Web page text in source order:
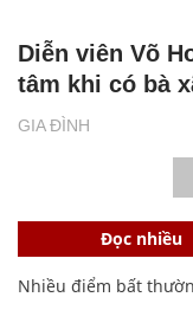
GIA ĐÌNH
Diễn viên Võ
tâm khi có bà
Đọc nhiều
Nhiều điểm bất